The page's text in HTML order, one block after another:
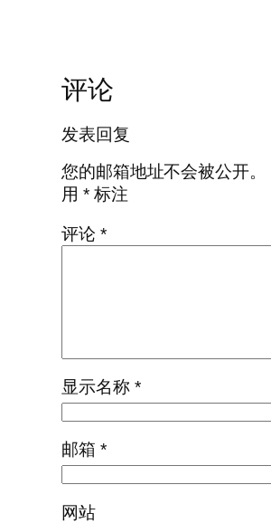
评论
发表回复
您的邮箱地址不会被公开。
用 *标注
评论 *
显示名称 *
邮箱 *
网站